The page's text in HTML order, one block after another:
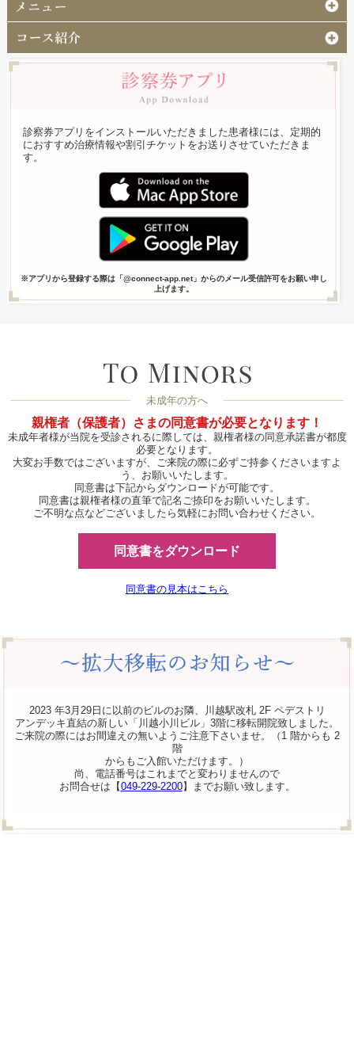
診察券アプリをインストールいただきました患者様には、定期的
におすすめ治療情報や割引チケットをお送りさせていただきま
す。
※アプリから登録する際は「@connect-app.net」からのメール受信許可をお願い申し
上げます。
未成年の方へ
親権者（保護者）さまの同意書が必要となります！
未成年者様が当院を受診されるに際しては、親権者様の同意承諾書が都度
必要となります。
大変お手数ではございますが、ご来院の際に必ずご持参くださいますよ
う、お願いいたします。
同意書は下記からダウンロードが可能です。
同意書は親権者様の直筆で記名ご捺印をお願いいたします。
ご不明な点などございましたら気軽にお問い合わせください。
同意書をダウンロード
同意書の見本はこちら
2023 年3月29日に以前のビルのお隣、川越駅改札 2F ペデストリ
アンデッキ直結の新しい「川越小川ビル」3階に移転開院致しました。
ご来院の際にはお間違えの無いようご注意下さいませ。（1 階からも 2
階
からもご入館いただけます。）
尚、電話番号はこれまでと変わりませんので
お問合せは【049-229-2200】までお願い致します。